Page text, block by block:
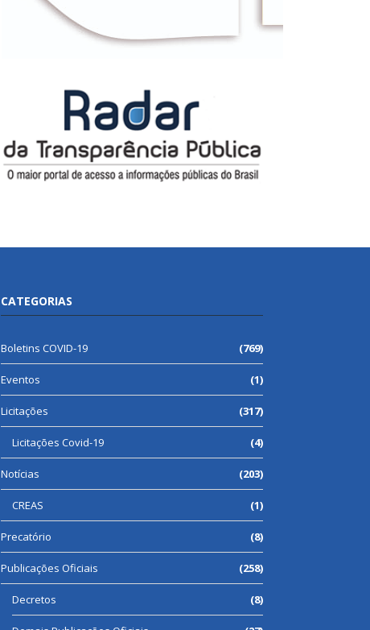
CATEGORIAS
Boletins COVID-19 (769)
Eventos (1)
Licitações (317)
Licitações Covid-19 (4)
Notícias (203)
CREAS (1)
Precatório (8)
Publicações Oficiais (258)
Decretos (8)